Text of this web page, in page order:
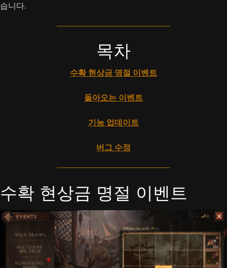
습니다.
목차
수확 현상금 명절 이벤트
돌아오는 이벤트
기능 업데이트
버그 수정
수확 현상금 명절 이벤트